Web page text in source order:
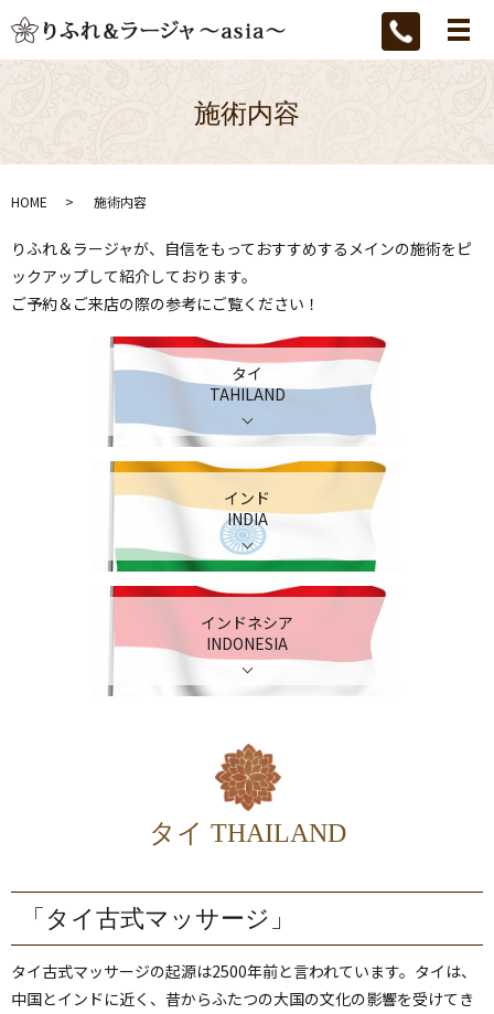
メ
施術内容
HOME 施術内容
りふれ＆ラージャが、自信をもっておすすめするメインの施術をピ
ックアップして紹介しております。
ご予約＆ご来店の際の参考にご覧ください！
タイ
TAHILAND
インド
INDIA
インドネシア
INDONESIA
タイ THAILAND
「タイ古式マッサージ」
タイ古式マッサージの起源は2500年前と言われています。タイは、
中国とインドに近く、昔からふたつの大国の文化の影響を受けてき